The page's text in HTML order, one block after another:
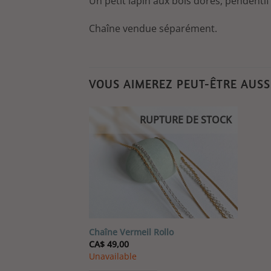
Chaîne vendue séparément.
VOUS AIMEREZ PEUT-ÊTRE
souhaits
RUPTURE DE STOCK
Chaîne Vermeil Rollo
CA$49,00
Unavailable